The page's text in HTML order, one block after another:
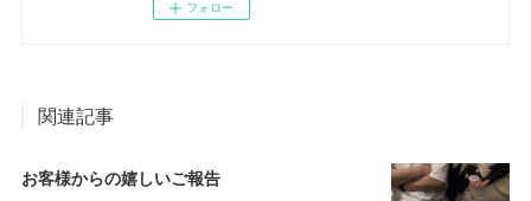
フォロー
関連記事
お客様からの嬉しいご報告